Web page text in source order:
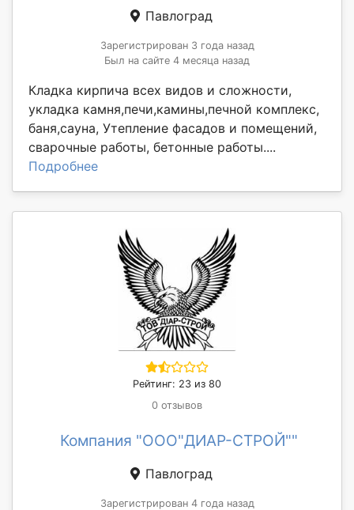
Павлоград
Зарегистрирован 3 года назад
Был на сайте 4 месяца назад
Кладка кирпича всех видов и сложности,
укладка камня,печи,камины,печной комплекс,
баня,сауна, Утепление фасадов и помещений,
сварочные работы, бетонные работы....
Подробнее
Рейтинг: 23 из 80
0 отзывов
Компания "ООО"ДИАР-СТРОЙ""
Павлоград
Зарегистрирован 4 года назад